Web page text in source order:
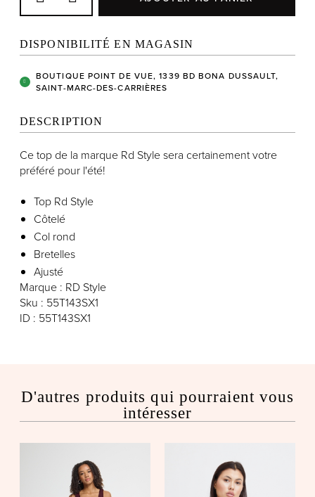
DISPONIBILITÉ EN MAGASIN
BOUTIQUE POINT DE VUE, 1339 BD BONA DUSSAULT,
SAINT-MARC-DES-CARRIÈRES
DESCRIPTION
Ce top de la marque Rd Style sera certainement votre
préféré pour l'été!
Top Rd Style
Côtelé
Col rond
Bretelles
Ajusté
Marque : RD Style
Sku : 55T143SX1
ID : 55T143SX1
D'autres produits qui pourraient vous
intéresser